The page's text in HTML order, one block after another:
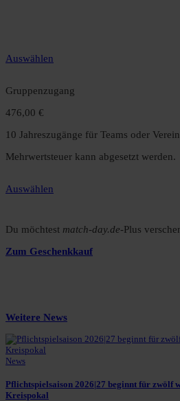
Auswählen
Gruppenzugang
476,00 €
10 Jahreszugänge für Teams oder
Mehrwertsteuer kann abgesetzt werden.
Auswählen
Du möchtest match-day.de-Plus
Zum Geschenkkauf
Weitere News
News
Pflichtspielsaison 2026|27 beginnt für zwölf
Kreispokal